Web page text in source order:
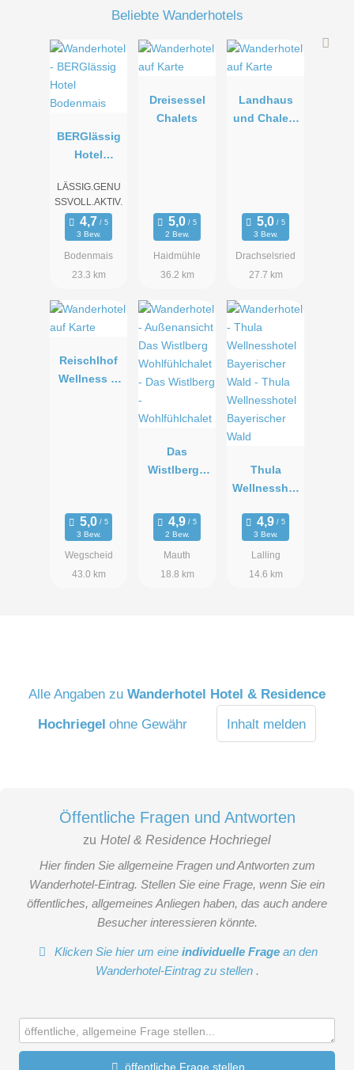
Suite-West mit ca. 48 m², Wintergarten-Loggia, Sat-TV in
Schlaf- und Wohnraum, Safe, Telefon, Minibar, Bad mit
Dusche und Badewanne, WC getrennt, Doppelwaschtisch,
Bademantel und kostenloses WLAN, Bettengröße 2x2m.
Enziansuite
Bademantel, weiterer Raum mit WC und Bidet, Bettengröße
2,10x2m, max. Belegung: 4
Beliebte Wanderhotels
BERGlässig
Hotel
LÄSSIG.GENU
SSVOLL.AKTIV.
3 Bew.
Bodenmais
23.3 km
Dreisessel
Chalets
2 Bew.
Haidmühle
36.2 km
Landhaus
und Chalets
3 Bew.
Drachselsried
27.7 km
Reischlhof
Wellness &
3 Bew.
Wegscheid
43.0 km
Das
Wistlberg -
2 Bew.
Mauth
18.8 km
Thula
Wellnesshot
Bayerischer
Wald
3 Bew.
Lalling
14.6 km
Alle Angaben zu Wanderhotel Hotel & Residence
Hochriegel ohne Gewähr Inhalt melden
Öffentliche Fragen und Antworten
zu Hotel & Residence Hochriegel
Hier finden Sie allgemeine Fragen und Antworten zum
Wanderhotel-Eintrag. Stellen Sie eine Frage, wenn Sie ein
öffentliches, allgemeines Anliegen haben, das auch andere
Besucher interessieren könnte.
Klicken Sie hier um eineindividuelle Frage an den
Wanderhotel-Eintrag zu stellen .
öffentliche Frage stellen